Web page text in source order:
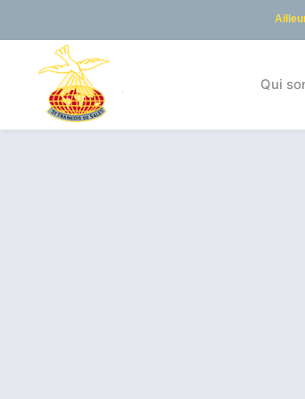
Qui